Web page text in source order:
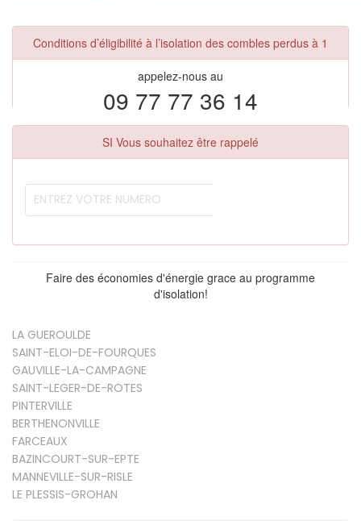
Conditions d’éligibilité à l’isolation des combles perdus à 1
appelez-nous au
09 77 77 36 14
SI Vous souhaitez être rappelé
Faire des économies d'énergie grace au programme
d'isolation!
LA GUEROULDE
SAINT-ELOI-DE-FOURQUES
GAUVILLE-LA-CAMPAGNE
SAINT-LEGER-DE-ROTES
PINTERVILLE
BERTHENONVILLE
FARCEAUX
BAZINCOURT-SUR-EPTE
MANNEVILLE-SUR-RISLE
LE PLESSIS-GROHAN